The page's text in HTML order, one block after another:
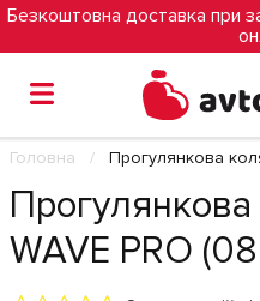
Безкоштовна доставка при
Головна Прогулянкова
WAVE PRO